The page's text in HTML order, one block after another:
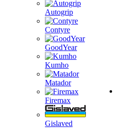
Autogrip
Contyre
GoodYear
Kumho
Matador
Firemax
Gislaved